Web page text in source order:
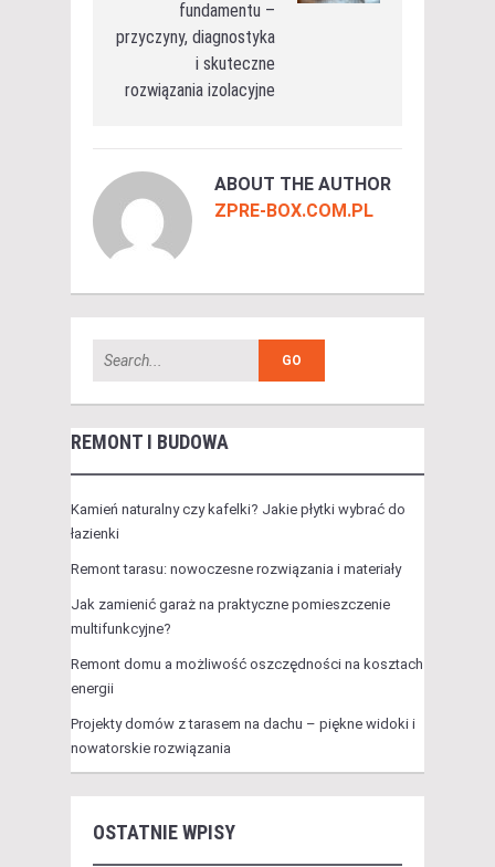
fundamentu –
przyczyny, diagnostyka
i skuteczne
rozwiązania izolacyjne
ABOUT THE AUTHOR
ZPRE-BOX.COM.PL
REMONT I BUDOWA
Kamień naturalny czy kafelki? Jakie płytki wybrać do
łazienki
Remont tarasu: nowoczesne rozwiązania i materiały
Jak zamienić garaż na praktyczne pomieszczenie
multifunkcyjne?
Remont domu a możliwość oszczędności na kosztach
energii
Projekty domów z tarasem na dachu – piękne widoki i
nowatorskie rozwiązania
OSTATNIE WPISY